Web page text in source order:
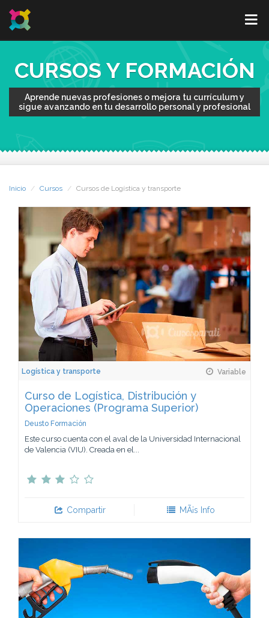
CURSOS Y FORMACIÓN
Aprende nuevas profesiones o mejora tu currículum y
sigue avanzando en tu desarrollo personal y profesional
Inicio Cursos Cursos de Logística y transporte
Logística y transporte Variable
Curso de Logística, Distribución y
Operaciones (Programa Superior)
Deusto Formación
Este curso cuenta con el aval de la Universidad Internacional
de Valencia (VIU). Creada en el...
Compartir MÃ¡s Info